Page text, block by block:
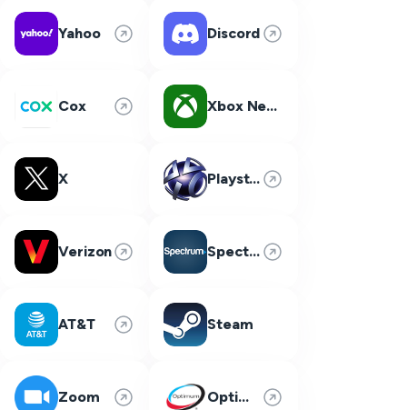
Yahoo Discord
Cox Xbox Network
X Playstation Network
Verizon Spectrum
AT&T Steam
Zoom Optimum